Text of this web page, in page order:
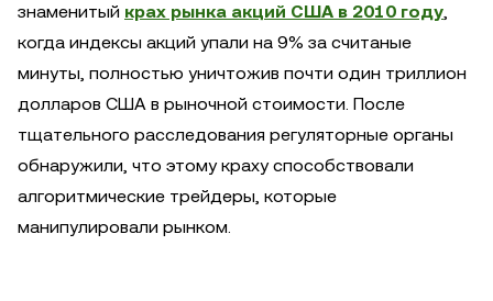
знаменитый крах рынка акций США в 2010 году,
когда индексы акций упали на 9% за считаные
минуты, полностью уничтожив почти один триллион
долларов США в рыночной стоимости. После
тщательного расследования регуляторные органы
обнаружили, что этому краху способствовали
алгоритмические трейдеры, которые
манипулировали рынком.